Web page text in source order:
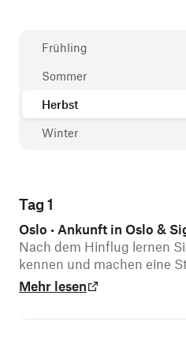
Frühling
Sommer
Herbst
Winter
Tag 1
Oslo • Ankunft in Oslo &
Nach dem Hinflug lernen
kennen und machen eine
Oslo.
Mehr lesen